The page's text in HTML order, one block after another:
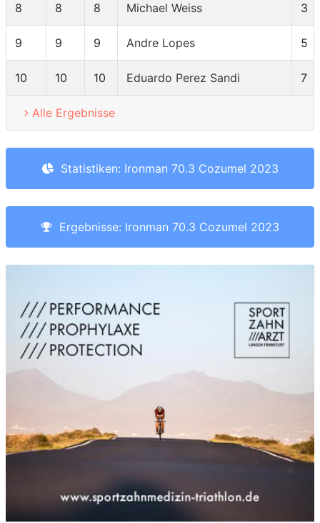
8 8 8 Michael Weiss 3
9 9 9 Andre Lopes 5
10 10 10 Eduardo Perez Sandi 7
Alle Ergebnisse
Statistiken: Ironman 70.3 Cozumel 2023
Ergebnisse: Ironman 70.3 Cozumel 2023